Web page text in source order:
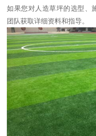
如果您对人造草坪的选型、
团队获取详细资料和指导。